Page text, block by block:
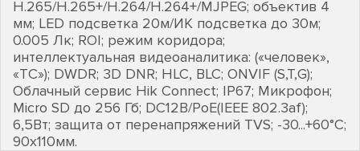
H.265/H.265+/H.264/H.264+/MJPEG; объектив 4
мм; LED подсветка 20м/ИК подсветка до 30м;
0.005 Лк; ROI; режим коридора;
интеллектуальная видеоаналитика: («человек»,
«ТС»); DWDR; 3D DNR; HLC, BLC; ONVIF (S,T,G);
Облачный сервис Hik Connect; IP67; Микрофон;
Micro SD до 256 Гб; DC12В/PoE(IEEE 802.3af);
6,5Вт; защита от перенапряжений TVS; -30...+60°C;
90х110мм.